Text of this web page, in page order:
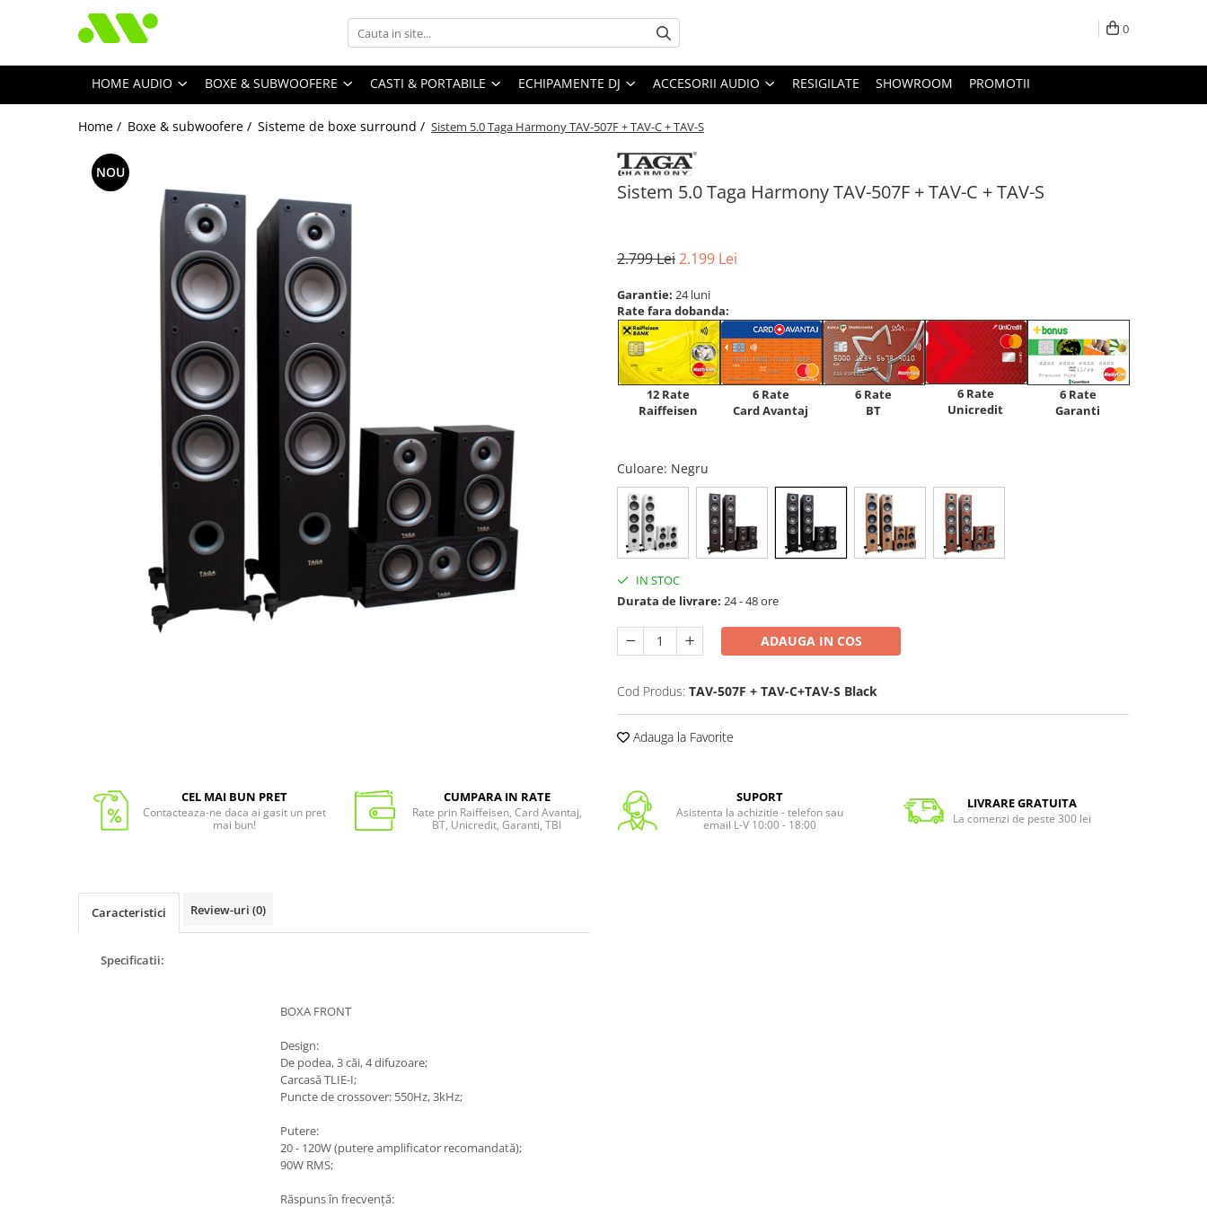
0
HOME AUDIO BOXE & SUBWOOFERE CASTI & PORTABILE ECHIPAMENTE DJ ACCESORII AUDIO RESIGILATE SHOWROOM PROMOTII
Home / Boxe & subwoofere / Sisteme de boxe surround / Sistem 5.0 Taga Harmony TAV-507F + TAV-C + TAV-S
Sistem 5.0 Taga Harmony TAV-507F + TAV-C + TAV-S
NOU
2.799 Lei2.199 Lei
Garantie: 24 luni
Rate fara dobanda:
12 Rate
Raiffeisen
6 Rate
Card Avantaj
6 Rate
BT
6 Rate
Unicredit
6 Rate
Garanti
Culoare: Negru
IN STOC
Durata de livrare: 24 - 48 ore
ADAUGA IN COS
Cod Produs: TAV-507F + TAV-C+TAV-S Black
Adauga la Favorite
CEL MAI BUN PRET
Contacteaza-ne daca ai gasit un pret
mai bun!
CUMPARA IN RATE
Rate prin Raiffeisen, Card Avantaj,
BT, Unicredit, Garanti, TBI
SUPORT
Asistenta la achizitie - telefon sau
email L-V 10:00 - 18:00
LIVRARE GRATUITA
La comenzi de peste 300 lei
Caracteristici Review-uri (0)
Specificatii:
BOXA FRONT
Design:
De podea, 3 căi, 4 difuzoare;
Carcasă TLIE-I;
Puncte de crossover: 550Hz, 3kHz;
Putere:
20 - 120W (putere amplificator recomandată);
90W RMS;
Răspuns în frecvență: